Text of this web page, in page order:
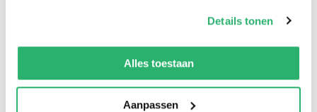
We werken samen met42 derdendie uw gegevens
kunnen ontvangen en verwerken.
Details tonen
Alles toestaan
Aanpassen